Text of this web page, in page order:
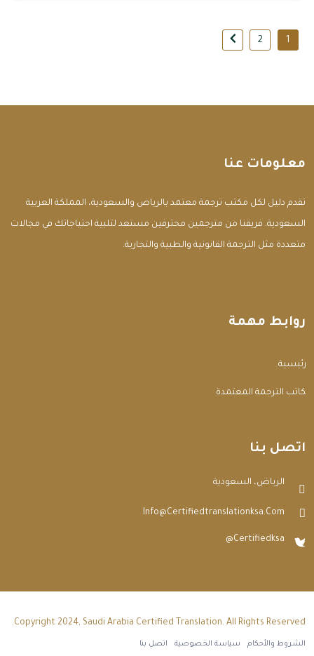
1
2
معلومات عنا
تقدم دليل لكل مكتب ترجمة معتمد بالرياض والسعودية، المملكة العربية
السعودية. فريقنا من مترجمين محترفين مستعد لتلبية احتياجاتك في مجالات
متعددة مثل الترجمة القانونية والطبية والتجارية.
روابط مهمة
الرئيسية
مكاتب الترجمة المعتمدة
اتصل بنا
الرياض، السعودية
Info@certifiedtranslationksa.com
@certifiedksa
Copyright 2024, Saudi Arabia Certified Translation. All Rights Reserved.
الشروط والأحكام سياسة الخصوصية اتصل بنا